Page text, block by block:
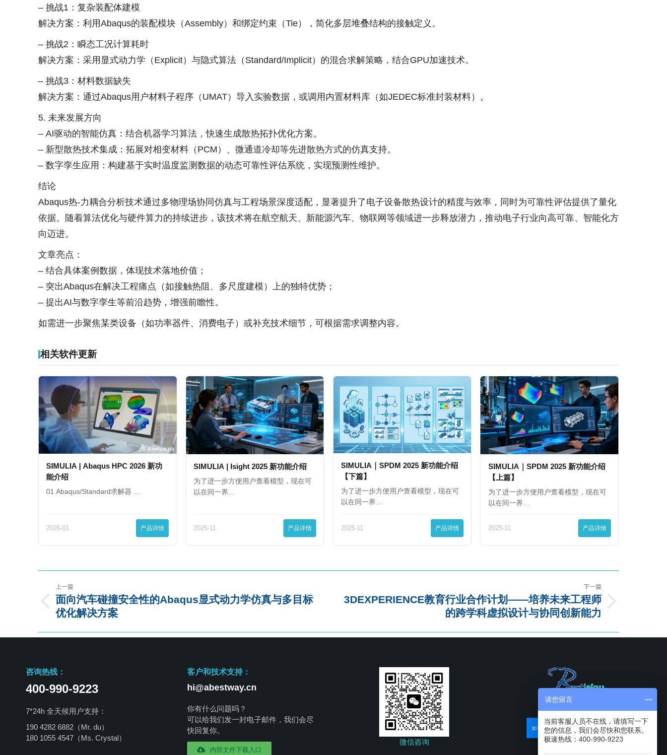
– 挑战1：复杂装配体建模
解决方案：利用Abaqus的装配模块（Assembly）和绑定约束（Tie），简化多层堆叠结构的接触定义。
– 挑战2：瞬态工况计算耗时
解决方案：采用显式动力学（Explicit）与隐式算法（Standard/Implicit）的混合求解策略，结合GPU加速技术。
– 挑战3：材料数据缺失
解决方案：通过Abaqus用户材料子程序（UMAT）导入实验数据，或调用内置材料库（如JEDEC标准封装材料）。
5. 未来发展方向
– AI驱动的智能仿真：结合机器学习算法，快速生成散热拓扑优化方案。
– 新型散热技术集成：拓展对相变材料（PCM）、微通道冷却等先进散热方式的仿真支持。
– 数字孪生应用：构建基于实时温度监测数据的动态可靠性评估系统，实现预测性维护。
结论
Abaqus热-力耦合分析技术通过多物理场协同仿真与工程场景深度适配，显著提升了电子设备散热设计的精度与效率，同时为可靠性评估提供了量化
依据。随着算法优化与硬件算力的持续进步，该技术将在航空航天、新能源汽车、物联网等领域进一步释放潜力，推动电子行业向高可靠、智能化方
向迈进。
文章亮点：
– 结合具体案例数据，体现技术落地价值；
– 突出Abaqus在解决工程痛点（如接触热阻、多尺度建模）上的独特优势；
– 提出AI与数字孪生等前沿趋势，增强前瞻性。
如需进一步聚焦某类设备（如功率器件、消费电子）或补充技术细节，可根据需求调整内容。
相关软件更新
SIMULIA | Abaqus HPC 2026 新功
能介绍
01 Abaqus/Standard求解器 …
2026-01 产品详情
SIMULIA | Isight 2025 新功能介绍
为了进一步方便用户查看模型，现在可
以在同一界…
2025-11 产品详情
SIMULIA｜SPDM 2025 新功能介绍
【下篇】
为了进一步方便用户查看模型，现在可
以在同一界…
2025-11 产品详情
SIMULIA｜SPDM 2025 新功能介绍
【上篇】
为了进一步方便用户查看模型，现在可
以在同一界…
2025-11 产品详情
上一篇
面向汽车碰撞安全性的Abaqus显式动力学仿真与多目标
优化解决方案
下一篇
3DEXPERIENCE教育行业合作计划——培养未来工程师
的跨学科虚拟设计与协同创新能力
咨询热线：
400-990-9223
7*24h 全天候用户支持：
190 4282 6882（Mr. du）
180 1055 4547 （Ms. Crystal）
客户和技术支持：
hi@abestway.cn
你有什么问题吗？
可以给我们发一封电子邮件，我们会尽
快回复你。
内部文件下载入口
微信咨询
请您留言
当前客服人员不在线，请填写一下
您的信息，我们会尽快和您联系。
极速热线：400-990-9223